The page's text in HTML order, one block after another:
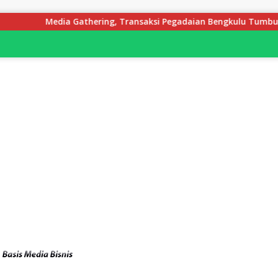
Media Gathering, Transaksi Pegadaian Bengkulu Tumbuh Pesat,